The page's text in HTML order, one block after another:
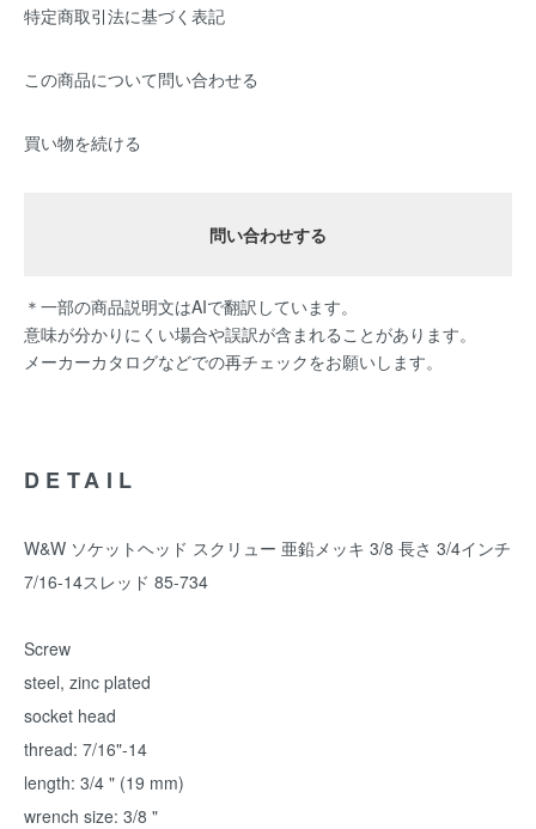
特定商取引法に基づく表記
この商品について問い合わせる
買い物を続ける
問い合わせする
＊一部の商品説明文はAIで翻訳しています。
意味が分かりにくい場合や誤訳が含まれることがあります。
メーカーカタログなどでの再チェックをお願いします。
DETAIL
W&W ソケットヘッド スクリュー 亜鉛メッキ 3/8 長さ 3/4インチ
7/16-14スレッド 85-734
Screw
steel, zinc plated
socket head
thread: 7/16"-14
length: 3/4 " (19 mm)
wrench size: 3/8 "